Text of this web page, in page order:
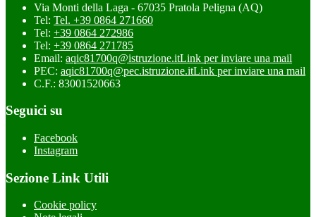
Via Monti della Laga - 67035 Pratola Peligna (AQ)
Tel: Tel. +39 0864 271660
Tel: +39 0864 272986
Tel: +39 0864 271785
Email: aqic81700q@istruzione.itLink per inviare una mail
PEC: aqic81700q@pec.istruzione.itLink per inviare una mail
C.F.: 83001520663
Seguici su
Facebook
Instagram
Sezione Link Utili
Cookie policy